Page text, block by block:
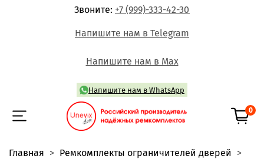
Звоните: +7 (999)-333-42-30
Напишите нам в Telegram
Напишите нам в Max
Напишите нам в WhatsApp
0
Главная
Ремкомплекты ограничителей дверей